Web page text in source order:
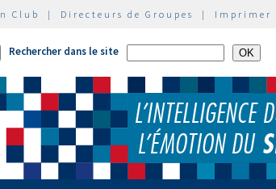
Club | Directeurs de Groupes | Imprimer
Rechercher dans le site